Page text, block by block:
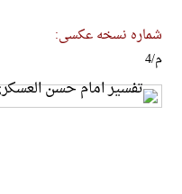
شماره نسخه عکسی:
م/4